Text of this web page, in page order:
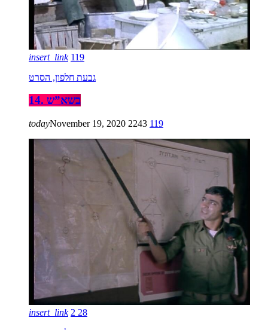
insert_link 119
גבעת חלפון, הסרט
14. בשא”ש
todayNovember 19, 2020 2243 119
insert_link 2 28